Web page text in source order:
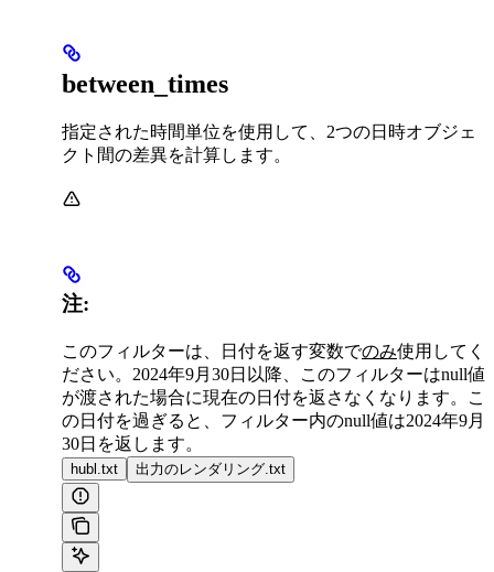
between_times
指定された時間単位を使用して、2つの日時オブジェ
クト間の差異を計算します。
注:
このフィルターは、日付を返す変数でのみ使用してく
ださい。2024年9月30日以降、このフィルターはnull値
が渡された場合に現在の日付を返さなくなります。こ
の日付を過ぎると、フィルター内のnull値は2024年9月
30日を返します。
hubl.txt 出力のレンダリング.txt